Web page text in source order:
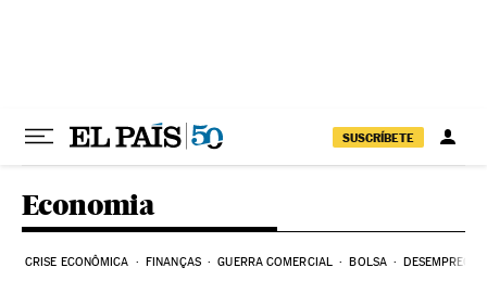
SUSCRÍBETE
Economia
CRISE ECONÔMICA FINANÇAS GUERRA COMERCIAL BOLSA DESEMPREGO